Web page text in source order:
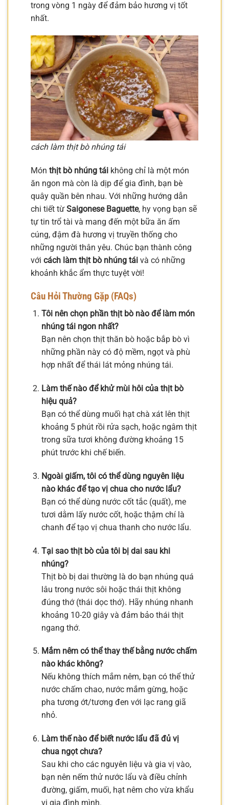
trong vòng 1 ngày để đảm bảo hương vị tốt
nhất.
cách làm thịt bò nhúng tái
Món thịt bò nhúng tái không chỉ là một món
ăn ngon mà còn là dịp để gia đình, bạn bè
quây quần bên nhau. Với những hướng dẫn
chi tiết từ Saigonese Baguette, hy vọng bạn sẽ
tự tin trổ tài và mang đến một bữa ăn ấm
cúng, đậm đà hương vị truyền thống cho
những người thân yêu. Chúc bạn thành công
với cách làm thịt bò nhúng tái và có những
khoảnh khắc ẩm thực tuyệt vời!
Câu Hỏi Thường Gặp (FAQs)
Tôi nên chọn phần thịt bò nào để làm món
nhúng tái ngon nhất?
Bạn nên chọn thịt thăn bò hoặc bắp bò vì
những phần này có độ mềm, ngọt và phù
hợp nhất để thái lát mỏng nhúng tái.
Làm thế nào để khử mùi hôi của thịt bò
hiệu quả?
Bạn có thể dùng muối hạt chà xát lên thịt
khoảng 5 phút rồi rửa sạch, hoặc ngâm thịt
trong sữa tươi không đường khoảng 15
phút trước khi chế biến.
Ngoài giấm, tôi có thể dùng nguyên liệu
nào khác để tạo vị chua cho nước lẩu?
Bạn có thể dùng nước cốt tắc (quất), me
tươi dằm lấy nước cốt, hoặc thậm chí là
chanh để tạo vị chua thanh cho nước lẩu.
Tại sao thịt bò của tôi bị dai sau khi
nhúng?
Thịt bò bị dai thường là do bạn nhúng quá
lâu trong nước sôi hoặc thái thịt không
đúng thớ (thái dọc thớ). Hãy nhúng nhanh
khoảng 10-20 giây và đảm bảo thái thịt
ngang thớ.
Mắm nêm có thể thay thế bằng nước chấm
nào khác không?
Nếu không thích mắm nêm, bạn có thể thử
nước chấm chao, nước mắm gừng, hoặc
pha tương ớt/tương đen với lạc rang giã
nhỏ.
Làm thế nào để biết nước lẩu đã đủ vị
chua ngọt chưa?
Sau khi cho các nguyên liệu và gia vị vào,
bạn nên nếm thử nước lẩu và điều chỉnh
đường, giấm, muối, hạt nêm cho vừa khẩu
vị gia đình mình.